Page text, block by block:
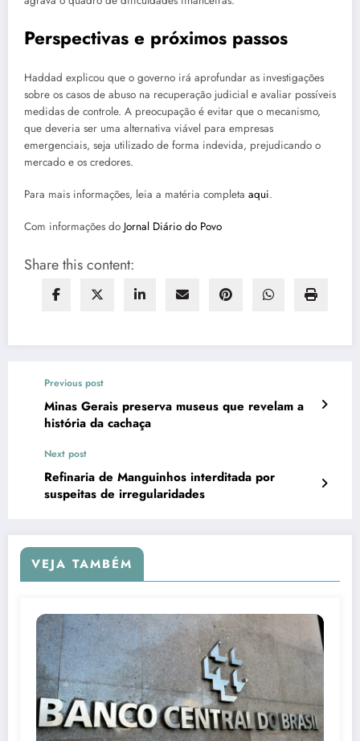
Perspectivas e próximos passos
Haddad explicou que o governo irá aprofundar as investigações
sobre os casos de abuso na recuperação judicial e avaliar possíveis
medidas de controle. A preocupação é evitar que o mecanismo,
que deveria ser uma alternativa viável para empresas
emergenciais, seja utilizado de forma indevida, prejudicando o
mercado e os credores.
Para mais informações, leia a matéria completa aqui.
Com informações do Jornal Diário do Povo
Share this content:
Previous post
Minas Gerais preserva museus que revelam a
história da cachaça
Next post
Refinaria de Manguinhos interditada por
suspeitas de irregularidades
VEJA TAMBÉM